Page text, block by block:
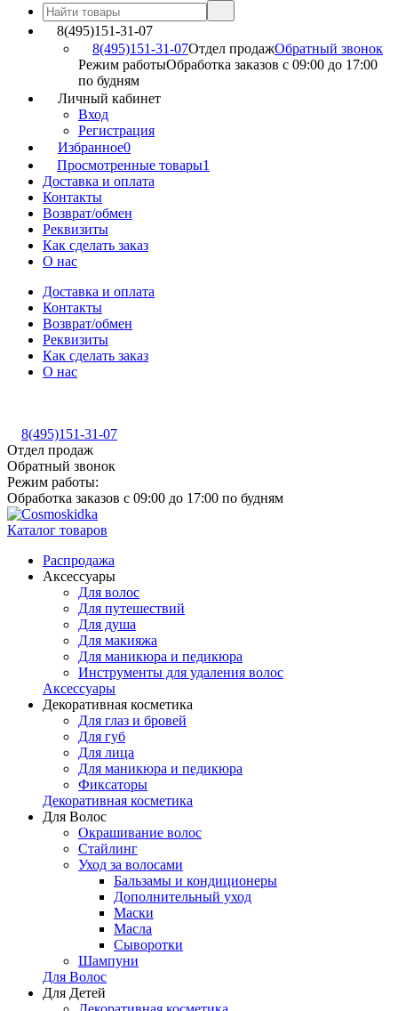
8(495)151-31-07
8(495)151-31-07Отдел продажОбратный звонок
Режим работыОбработка заказов с 09:00 до 17:00
по будням
Личный кабинет
Вход
Регистрация
Избранное0
Просмотренные товары1
Доставка и оплата
Контакты
Возврат/обмен
Реквизиты
Как сделать заказ
О нас
Доставка и оплата
Контакты
Возврат/обмен
Реквизиты
Как сделать заказ
О нас
8(495)151-31-07
Отдел продаж
Обратный звонок
Режим работы:
Обработка заказов с 09:00 до 17:00 по будням
Каталог товаров
Распродажа
Аксессуары
Для волос
Для путешествий
Для душа
Для макияжа
Для маникюра и педикюра
Инструменты для удаления волос
Аксессуары
Декоративная косметика
Для глаз и бровей
Для губ
Для лица
Для маникюра и педикюра
Фиксаторы
Декоративная косметика
Для Волос
Окрашивание волос
Стайлинг
Уход за волосами
Бальзамы и кондиционеры
Дополнительный уход
Маски
Масла
Сыворотки
Шампуни
Для Волос
Для Детей